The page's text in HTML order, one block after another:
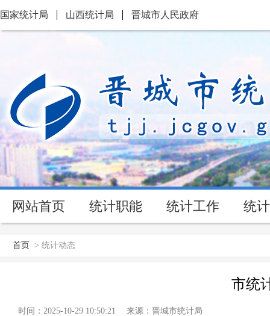
国家统计局 山西统计局 晋城市人民政府
网站首页 统计职能 统计工作 统
首页 > 统计动态
市统
时间： 2025-10-29 10:50:21 来源： 晋城市统计局